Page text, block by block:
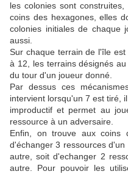
les colonies sont
coins des hexagones, elles
colonies initiales de chaque
aussi.
Sur chaque terrain de l'île
à 12, les terrains désignés
du tour d'un joueur donné.
Par dessus ces
intervient lorsqu'un 7 est tiré,
improductif et permet au
ressource à un adversaire.
Enfin, on trouve aux coins
d'échanger 3 ressources
autre, soit d'echanger 2
autre. Pour pouvoir les